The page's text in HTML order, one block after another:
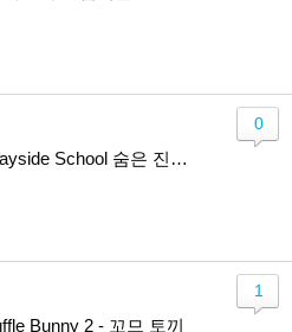
[작가]<책소개> Wayside School 숨은 진주,영어책에 푹 빠져봐~~~ ^^
0
Bunny 2 - 꼬므 토끼
1